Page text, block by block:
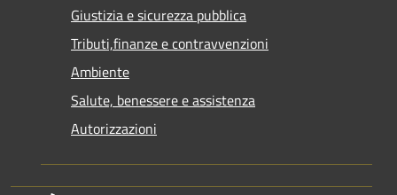
Giustizia e sicurezza pubblica
Tributi,finanze e contravvenzioni
Ambiente
Salute, benessere e assistenza
Autorizzazioni